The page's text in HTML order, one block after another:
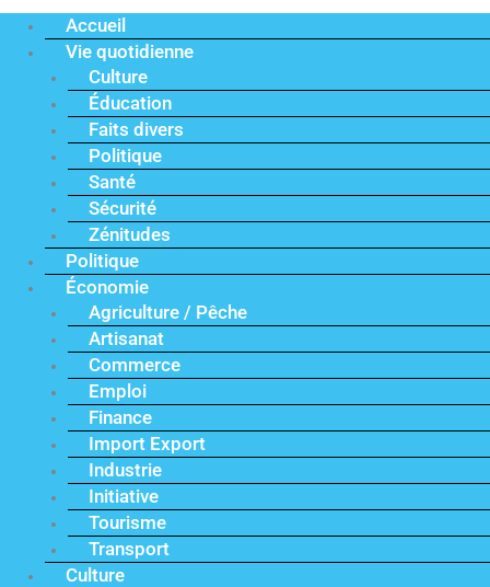
Accueil
Vie quotidienne
Culture
Éducation
Faits divers
Politique
Santé
Sécurité
Zénitudes
Politique
Économie
Agriculture / Pêche
Artisanat
Commerce
Emploi
Finance
Import Export
Industrie
Initiative
Tourisme
Transport
Culture